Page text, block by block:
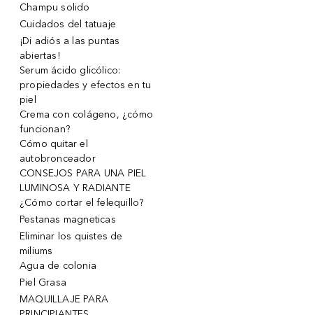
Champu solido
Cuidados del tatuaje
¡Di adiós a las puntas
abiertas!
Serum ácido glicólico:
propiedades y efectos en tu
piel
Crema con colágeno, ¿cómo
funcionan?
Cómo quitar el
autobronceador
CONSEJOS PARA UNA PIEL
LUMINOSA Y RADIANTE
¿Cómo cortar el felequillo?
Pestanas magneticas
Eliminar los quistes de
miliums
Agua de colonia
Piel Grasa
MAQUILLAJE PARA